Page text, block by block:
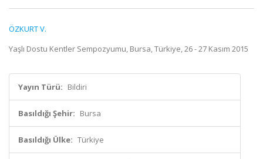
ÖZKURT V.
Yaşlı Dostu Kentler Sempozyumu, Bursa, Türkiye, 26 - 27 Kasım 2015
Yayın Türü: Bildiri
Basıldığı Şehir: Bursa
Basıldığı Ülke: Türkiye